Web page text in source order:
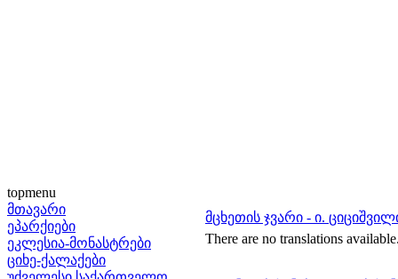
topmenu
მთავარი
ეპარქიები
ეკლესია-მონასტრები
ციხე-ქალაქები
მცხეთის ჯვარი - ი.
There are no translations